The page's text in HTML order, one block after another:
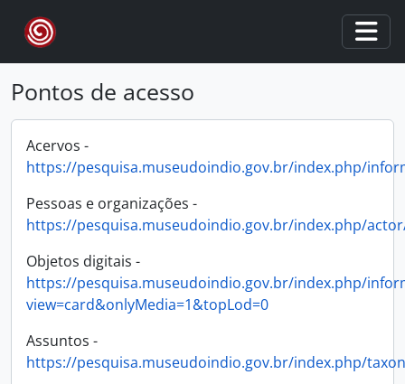
Skip to main content
Pontos de acesso
Acervos -
https://pesquisa.museudoindio.gov.br/index.php/
Pessoas e organizações -
https://pesquisa.museudoindio.gov.br/index.php/
Objetos digitais -
https://pesquisa.museudoindio.gov.br/index.php/
view=card&onlyMedia=1&topLod=0
Assuntos -
https://pesquisa.museudoindio.gov.br/index.php/